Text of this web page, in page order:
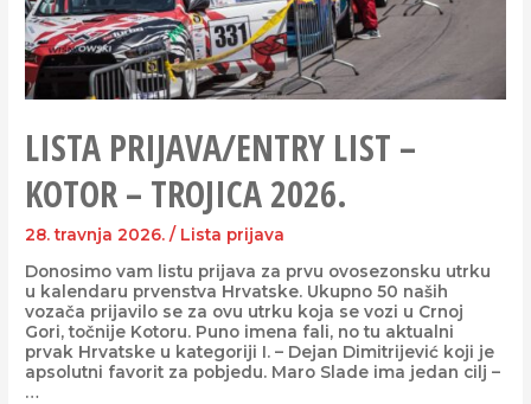
LISTA PRIJAVA/ENTRY LIST –
KOTOR – TROJICA 2026.
28. travnja 2026. / Lista prijava
Donosimo vam listu prijava za prvu ovosezonsku utrku
u kalendaru prvenstva Hrvatske. Ukupno 50 naših
vozača prijavilo se za ovu utrku koja se vozi u Crnoj
Gori, točnije Kotoru. Puno imena fali, no tu aktualni
prvak Hrvatske u kategoriji I. – Dejan Dimitrijević koji je
apsolutni favorit za pobjedu. Maro Slade ima jedan cilj –
…